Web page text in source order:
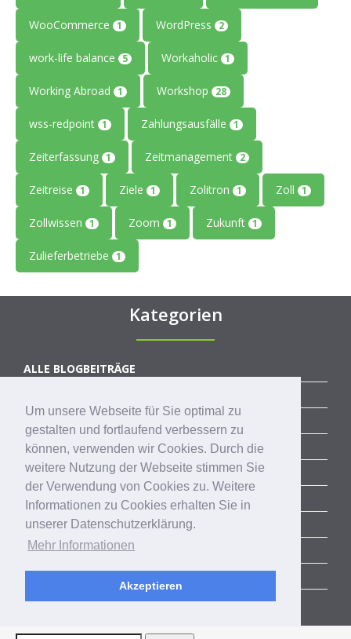
Um unsere Webseite für Sie optimal zu
gestalten und fortlaufend verbessern zu
können, verwenden wir Cookies. Durch die
weitere Nutzung der Webseite stimmen Sie
der Verwendung von Cookies zu. Weitere
Informationen zu Cookies erhalten Sie in
unserer Datenschutzerklärung.
Mehr Informationen
Akzeptieren
WooCommerce 1 WordPress 2
work-life balance 5 Workaholic 1
Working Abroad 1 Workshop 28
wss-redpoint 1 Zahlungsausfälle 1
Zeiterfassung 1 Zeitmanagement 2
Zeitreise 1 Ziele 1 Zolitron 1 Zoll 1
Zollwissen 1 Zoom 1 Zukunft 1
Zulieferbetriebe 1
Kategorien
ALLE BLOGBEITRÄGE
ACCELERATOR
SUCCESS STORIES
COMMUNITY
CORPORATE SERVICES
RHEINLAND-PITCH
AKTUELLE TRENDS
EVENTS
NEWS